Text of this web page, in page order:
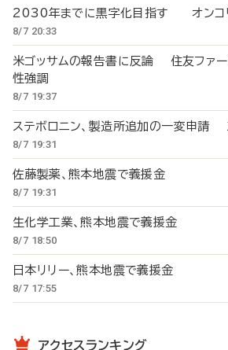
2030年までに黒字化目指す オンコ
8/7 20:33
米ゴッサムの報告書に反論 住友ファー
性強調
8/7 19:37
ステボロニン、製造所追加の一変申請
8/7 19:31
佐藤製薬、熊本地震で義援金
8/7 19:31
生化学工業、熊本地震で義援金
8/7 18:50
日本リリー、熊本地震で義援金
8/7 17:55
アクセスランキング